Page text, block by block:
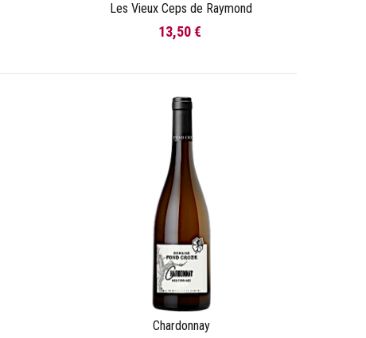
Ajouter au panier
Les Vieux Ceps de Raymond
13,50 €
Ajouter au panier
Chardonnay